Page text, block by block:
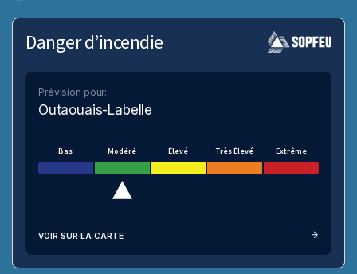
Danger d’incendie
Prévision pour:
Outaouais-Labelle
Bas Modéré Élevé Très Élevé Extrême
VOIR SUR LA CARTE